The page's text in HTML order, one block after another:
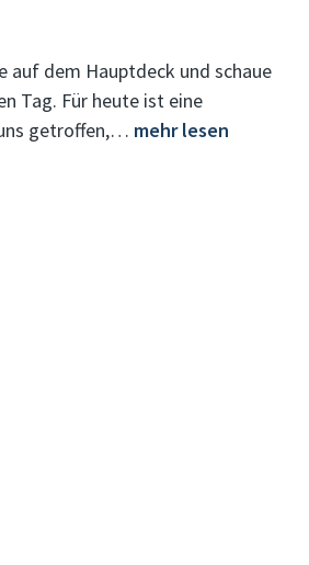
auf dem Hauptdeck und schaue
Tag. Für heute ist eine
getroffen,… mehr lesen